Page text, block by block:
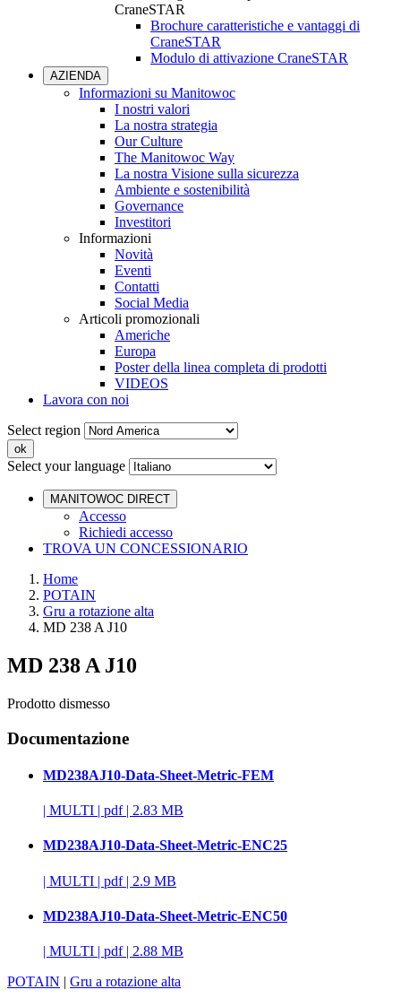
CraneSTAR
Brochure caratteristiche e vantaggi di
CraneSTAR
Modulo di attivazione CraneSTAR
AZIENDA
Informazioni su Manitowoc
I nostri valori
La nostra strategia
Our Culture
The Manitowoc Way
La nostra Visione sulla sicurezza
Ambiente e sostenibilità
Governance
Investitori
Informazioni
Novità
Eventi
Contatti
Social Media
Articoli promozionali
Americhe
Europa
Poster della linea completa di prodotti
VIDEOS
Lavora con noi
Select region
Select your language
MANITOWOC DIRECT
Accesso
Richiedi accesso
TROVA UN CONCESSIONARIO
Home
POTAIN
Gru a rotazione alta
MD 238 A J10
MD 238 A J10
Prodotto dismesso
Documentazione
MD238AJ10-Data-Sheet-Metric-FEM
| MULTI | pdf | 2.83 MB
MD238AJ10-Data-Sheet-Metric-ENC25
| MULTI | pdf | 2.9 MB
MD238AJ10-Data-Sheet-Metric-ENC50
| MULTI | pdf | 2.88 MB
POTAIN | Gru a rotazione alta